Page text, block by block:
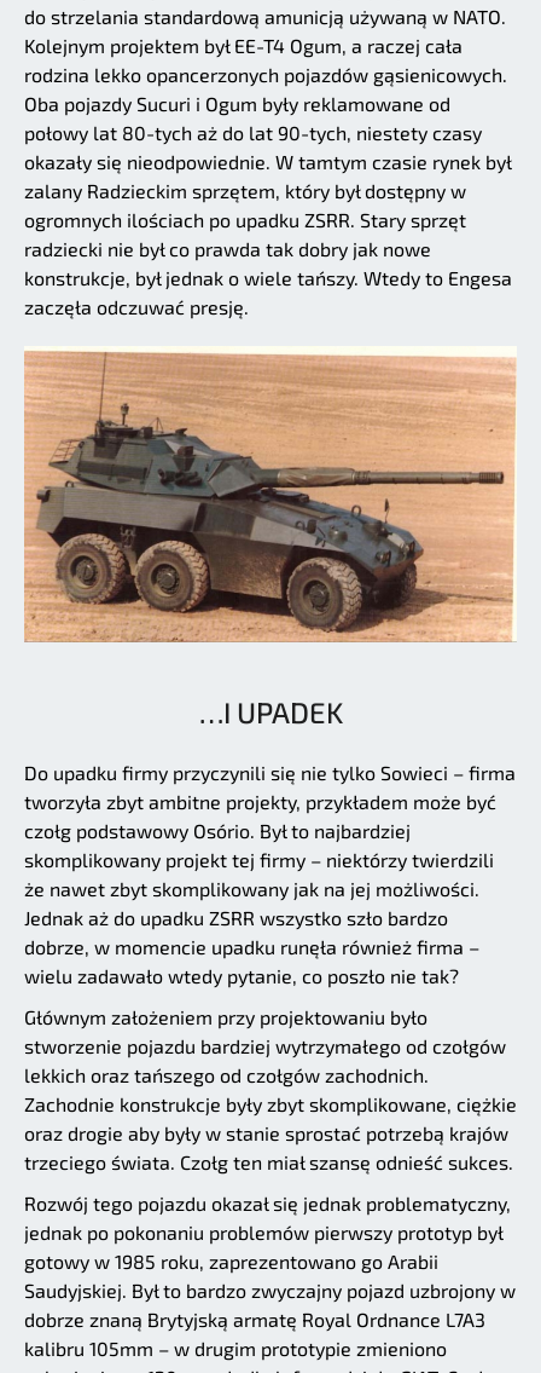
do strzelania standardową amunicją używaną w NATO.
Kolejnym projektem był EE-T4 Ogum, a raczej cała
rodzina lekko opancerzonych pojazdów gąsienicowych.
Oba pojazdy Sucuri i Ogum były reklamowane od
połowy lat 80-tych aż do lat 90-tych, niestety czasy
okazały się nieodpowiednie. W tamtym czasie rynek był
zalany Radzieckim sprzętem, który był dostępny w
ogromnych ilościach po upadku ZSRR. Stary sprzęt
radziecki nie był co prawda tak dobry jak nowe
konstrukcje, był jednak o wiele tańszy. Wtedy to Engesa
zaczęła odczuwać presję.
…I UPADEK
Do upadku firmy przyczynili się nie tylko Sowieci – firma
tworzyła zbyt ambitne projekty, przykładem może być
czołg podstawowy Osório. Był to najbardziej
skomplikowany projekt tej firmy – niektórzy twierdzili
że nawet zbyt skomplikowany jak na jej możliwości.
Jednak aż do upadku ZSRR wszystko szło bardzo
dobrze, w momencie upadku runęła również firma –
wielu zadawało wtedy pytanie, co poszło nie tak?
Głównym założeniem przy projektowaniu było
stworzenie pojazdu bardziej wytrzymałego od czołgów
lekkich oraz tańszego od czołgów zachodnich.
Zachodnie konstrukcje były zbyt skomplikowane, ciężkie
oraz drogie aby były w stanie sprostać potrzebą krajów
trzeciego świata. Czołg ten miał szansę odnieść sukces.
Rozwój tego pojazdu okazał się jednak problematyczny,
jednak po pokonaniu problemów pierwszy prototyp był
gotowy w 1985 roku, zaprezentowano go Arabii
Saudyjskiej. Był to bardzo zwyczajny pojazd uzbrojony w
dobrze znaną Brytyjską armatę Royal Ordnance L7A3
kalibru 105mm – w drugim prototypie zmieniono